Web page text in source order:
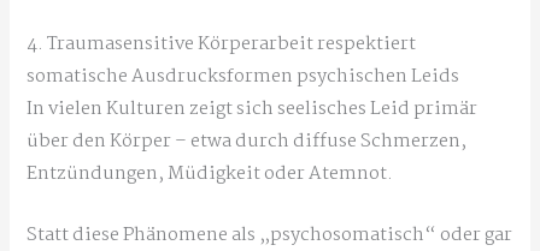
4. Traumasensitive Körperarbeit respektiert
somatische Ausdrucksformen psychischen Leids
In vielen Kulturen zeigt sich seelisches Leid primär
über den Körper – etwa durch diffuse Schmerzen,
Entzündungen, Müdigkeit oder Atemnot.
Statt diese Phänomene als „psychosomatisch“ oder gar